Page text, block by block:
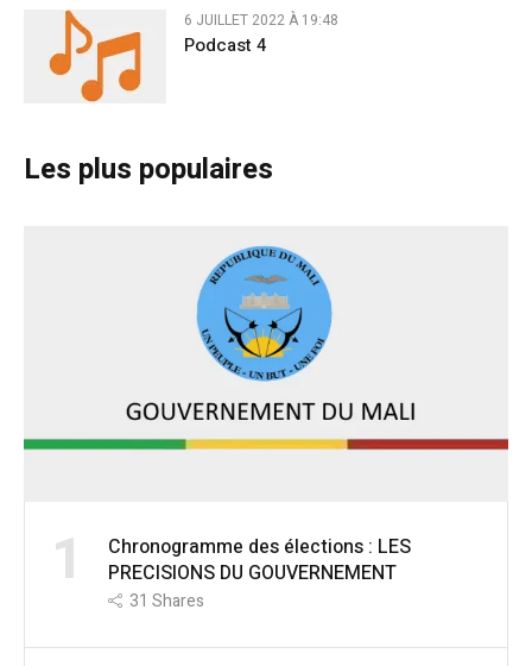
6 JUILLET 2022 À 19:48
Podcast 4
Les plus populaires
1
Chronogramme des élections : LES
PRECISIONS DU GOUVERNEMENT
31 Shares